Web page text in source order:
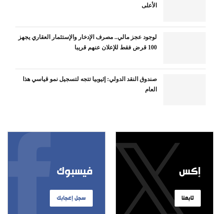
الأعلى
لوجود عجز مالي.. مصرف الإدخار والإستثمار العقاري يجهز
100 قرض فقط للإعلان عنهم قريبا
صندوق النقد الدولي: إثيوبيا تتجه لتسجيل نمو قياسي هذا
العام
فيسبوك
سجل إعجابك
إكس
تابعنا